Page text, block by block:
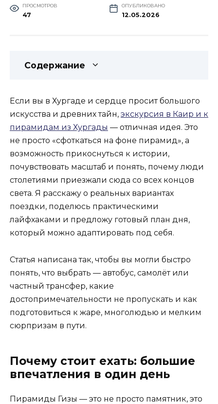
ПРОСМОТРОВ
47
ОПУБЛИКОВАНО
12.05.2026
Содержание
Если вы в Хургаде и сердце просит большого
искусства и древних тайн, экскурсия в Каир и к
пирамидам из Хургады — отличная идея. Это
не просто «сфоткаться на фоне пирамид», а
возможность прикоснуться к истории,
почувствовать масштаб и понять, почему люди
столетиями приезжали сюда со всех концов
света. Я расскажу о реальных вариантах
поездки, поделюсь практическими
лайфхаками и предложу готовый план дня,
который можно адаптировать под себя.
Статья написана так, чтобы вы могли быстро
понять, что выбрать — автобус, самолёт или
частный трансфер, какие
достопримечательности не пропускать и как
подготовиться к жаре, многолюдью и мелким
сюрпризам в пути.
Почему стоит ехать: большие
впечатления в один день
Пирамиды Гизы — это не просто памятник, это